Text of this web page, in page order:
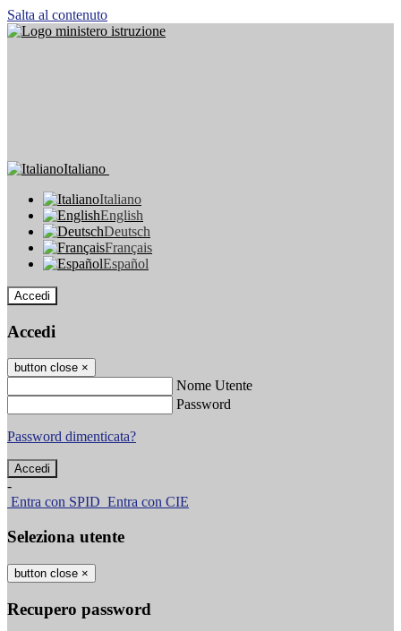
Salta al contenuto
Italiano
Italiano
English
Deutsch
Français
Español
Accedi
Accedi
button close ×
Nome Utente
Password
Password dimenticata?
-
Entra con SPID Entra con CIE
Seleziona utente
button close ×
Recupero password